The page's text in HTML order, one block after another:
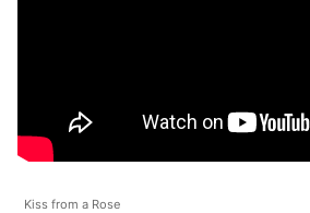
Kiss from a Rose